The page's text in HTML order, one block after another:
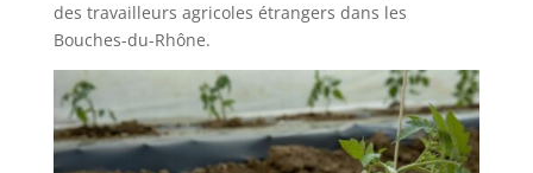
des travailleurs agricoles étrangers dans les
Bouches-du-Rhône.